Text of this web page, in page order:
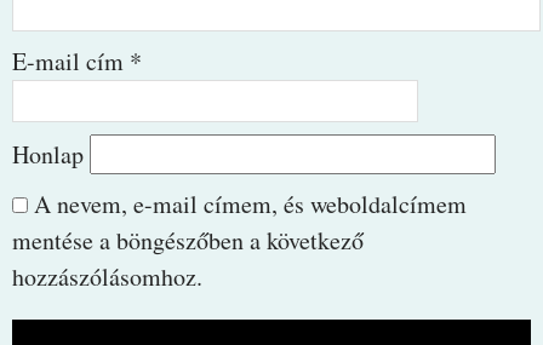
E-mail cím *
Honlap
A nevem, e-mail címem, és weboldalcímem
mentése a böngészőben a következő
hozzászólásomhoz.